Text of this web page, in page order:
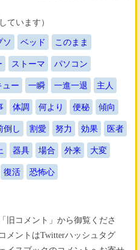
ています）
ソ ベッド このまま
ストーマ パソコン
ュー 一瞬 一進一退 主人
体調 何より 便秘 傾向
倒し 割愛 努力 効果 医者
器具 場合 外来 大変
復活 恐怖心
旧コメント」から御覧くださ
メントはTwitterハッシュタグ